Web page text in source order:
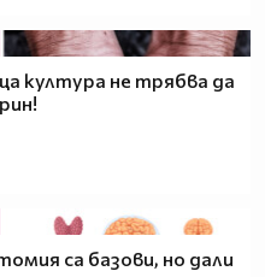
култура не трябва да
са базови, но дали